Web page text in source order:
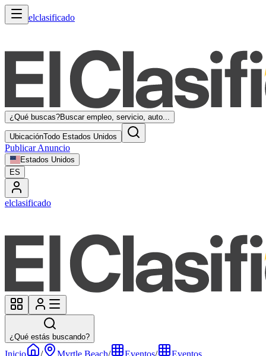
elclasificado
¿Qué buscas?Buscar empleo, servicio, auto...
UbicaciónTodo Estados Unidos
Publicar Anuncio
Estados Unidos
ES
elclasificado
¿Qué estás buscando?
Inicio / Myrtle Beach/ Eventos/
Eventos